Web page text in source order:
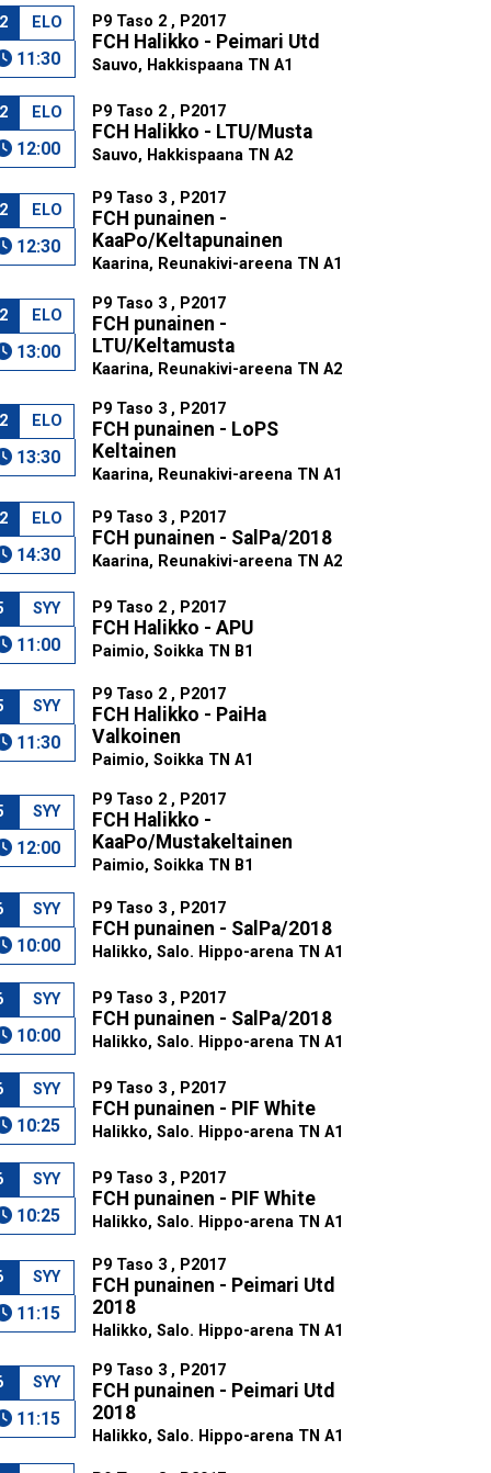
ELO
11:30
P9 Taso 2 , P2017
FCH Halikko - Peimari Utd
Sauvo, Hakkispaana TN A1
ELO
12:00
P9 Taso 2 , P2017
FCH Halikko - LTU/Musta
Sauvo, Hakkispaana TN A2
ELO
12:30
P9 Taso 3 , P2017
FCH punainen -
KaaPo/Keltapunainen
Kaarina, Reunakivi-areena TN A1
ELO
13:00
P9 Taso 3 , P2017
FCH punainen -
LTU/Keltamusta
Kaarina, Reunakivi-areena TN A2
ELO
13:30
P9 Taso 3 , P2017
FCH punainen - LoPS
Keltainen
Kaarina, Reunakivi-areena TN A1
ELO
14:30
P9 Taso 3 , P2017
FCH punainen - SalPa/2018
Kaarina, Reunakivi-areena TN A2
SYY
11:00
P9 Taso 2 , P2017
FCH Halikko - APU
Paimio, Soikka TN B1
SYY
11:30
P9 Taso 2 , P2017
FCH Halikko - PaiHa
Valkoinen
Paimio, Soikka TN A1
SYY
12:00
P9 Taso 2 , P2017
FCH Halikko -
KaaPo/Mustakeltainen
Paimio, Soikka TN B1
SYY
10:00
P9 Taso 3 , P2017
FCH punainen - SalPa/2018
Halikko, Salo. Hippo-arena TN A1
SYY
10:00
P9 Taso 3 , P2017
FCH punainen - SalPa/2018
Halikko, Salo. Hippo-arena TN A1
SYY
10:25
P9 Taso 3 , P2017
FCH punainen - PIF White
Halikko, Salo. Hippo-arena TN A1
SYY
10:25
P9 Taso 3 , P2017
FCH punainen - PIF White
Halikko, Salo. Hippo-arena TN A1
SYY
11:15
P9 Taso 3 , P2017
FCH punainen - Peimari Utd
2018
Halikko, Salo. Hippo-arena TN A1
SYY
11:15
P9 Taso 3 , P2017
FCH punainen - Peimari Utd
2018
Halikko, Salo. Hippo-arena TN A1